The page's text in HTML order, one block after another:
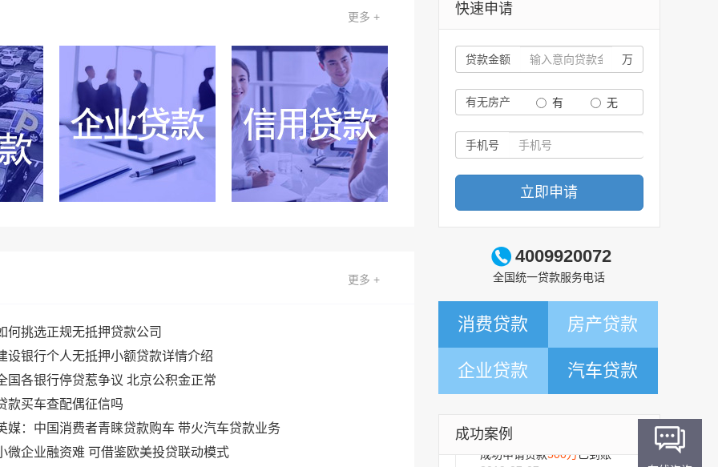
更多 +
更多 +
何挑选正规无抵押贷款公司
设银行个人无抵押小额贷款详情介绍
国各银行停贷惹争议 北京公积金正常
款买车查配偶征信吗
媒：中国消费者青睐贷款购车 带火汽车贷款业务
微企业融资难 可借鉴欧美投贷联动模式
快速申请
贷款金额 万
有无房产 有 无
手机号
立即申请
4009920072
全国统一贷款服务电话
消费贷款 房产贷款
企业贷款 汽车贷款
成功案例
[抵押贷款]
成功申请贷款
300万 已到账
[信用贷款]
成功申请贷款10万已到账
[抵押贷款]
2019-07-07